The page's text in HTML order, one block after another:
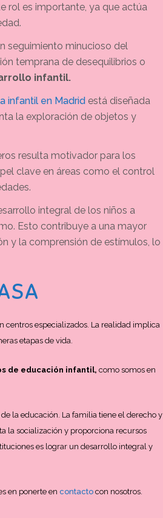
rol es importante, ya que actúa
seguimiento minucioso del
temprana de desequilibrios o
infantil.
infantil en Madrid está diseñada
la exploración de objetos y
resulta motivador para los
clave en áreas como el control
integral de los niños a
Esto contribuye a una mayor
y la comprensión de estímulos, lo
centros especializados. La realidad implica
etapas de vida.
de educación infantil, como somos en
la educación. La familia tiene el derecho y
la socialización y proporciona recursos
es lograr un desarrollo integral y
en ponerte en contacto con nosotros.